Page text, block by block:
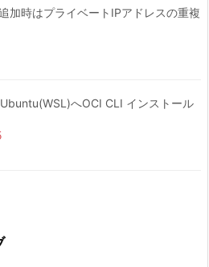
加時はプライベートIPアドレスの重複
Ubuntu(WSL)へOCI CLI インストール